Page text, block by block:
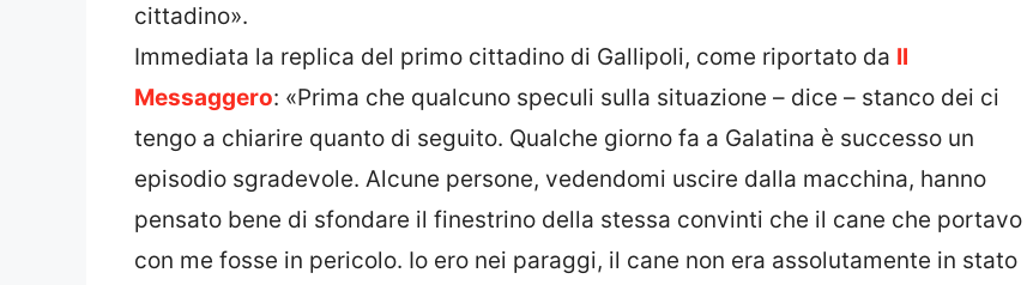
cittadino».
Immediata la replica del primo cittadino di Gallipoli, come riportato da Il
Messaggero: «Prima che qualcuno speculi sulla situazione – dice – stanco dei ci
tengo a chiarire quanto di seguito. Qualche giorno fa a Galatina è successo un
episodio sgradevole. Alcune persone, vedendomi uscire dalla macchina, hanno
pensato bene di sfondare il finestrino della stessa convinti che il cane che portavo
con me fosse in pericolo. Io ero nei paraggi, il cane non era assolutamente in stato